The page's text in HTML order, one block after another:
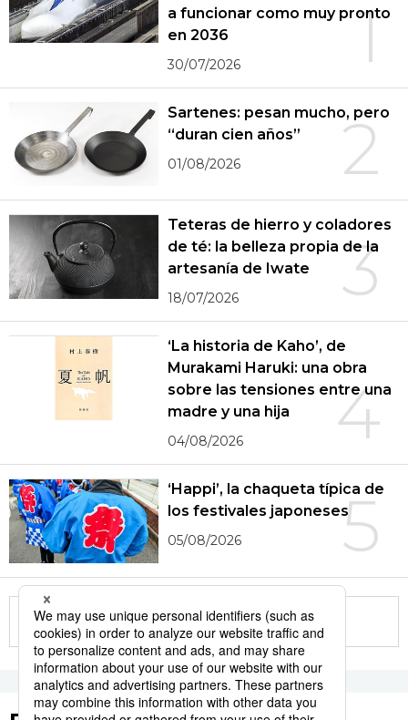
1
a funcionar como muy pronto
en 2036
30/07/2026
2
Sartenes: pesan mucho, pero
“duran cien años”
01/08/2026
3
Teteras de hierro y coladores
de té: la belleza propia de la
artesanía de Iwate
18/07/2026
4
‘La historia de Kaho’, de
Murakami Haruki: una obra
sobre las tensiones entre una
madre y una hija
04/08/2026
5
‘Happi’, la chaqueta típica de
los festivales japoneses
05/08/2026
More in this series